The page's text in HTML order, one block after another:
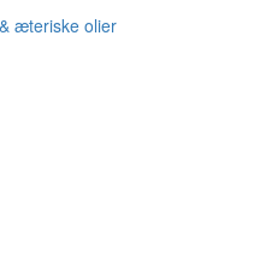
æteriske olier